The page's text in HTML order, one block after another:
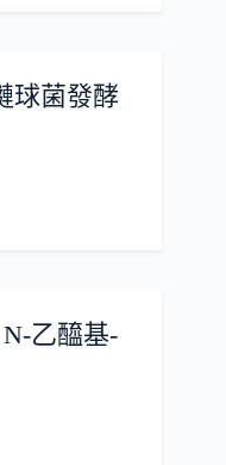
球菌發酵
乙醯基-